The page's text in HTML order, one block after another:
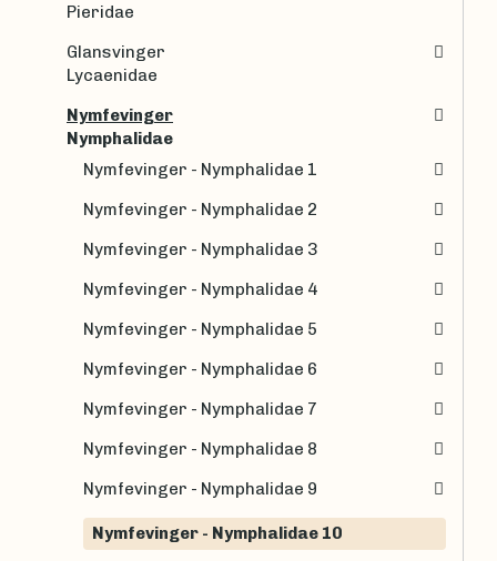
Pieridae
Glansvinger
Lycaenidae
Nymfevinger
Nymphalidae
Nymfevinger - Nymphalidae 1
Nymfevinger - Nymphalidae 2
Nymfevinger - Nymphalidae 3
Nymfevinger - Nymphalidae 4
Nymfevinger - Nymphalidae 5
Nymfevinger - Nymphalidae 6
Nymfevinger - Nymphalidae 7
Nymfevinger - Nymphalidae 8
Nymfevinger - Nymphalidae 9
Nymfevinger - Nymphalidae 10